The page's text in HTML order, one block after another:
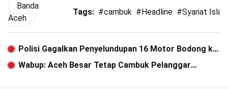
Banda
Aceh
Tags: #cambuk #Headline #Syariat Islam
Polisi Gagalkan Penyelundupan 16 Motor Bodong ke
Sinabang
Wabup: Aceh Besar Tetap Cambuk Pelanggar